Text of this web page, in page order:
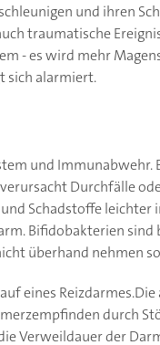
und ihren
traumatische
- es wird mehr
sich alarmiert.
und Immunabwehr.
Durchfälle
Schadstoffe leichter
Bifidobakterien sind
überhand nehmen
eines
durch
Verweildauer der